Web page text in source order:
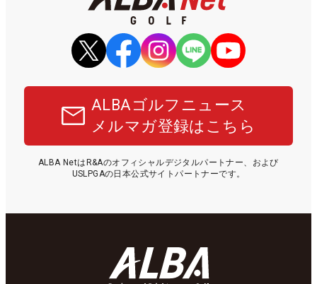
ALBAゴルフニュース
メルマガ登録はこちら
ALBA NetはR&Aのオフィシャルデジタルパートナー、および
USLPGAの日本公式サイトパートナーです。